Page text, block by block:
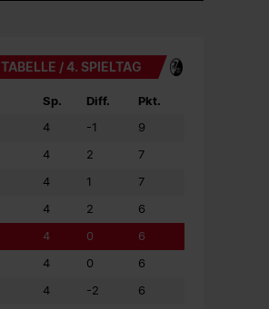
TABELLE / 4. SPIELTAG
Sp. Diff.
Pkt.
4 -1
9
4 2
7
4 1
7
4 2
6
4 0
6
4 0
6
4 -2
6